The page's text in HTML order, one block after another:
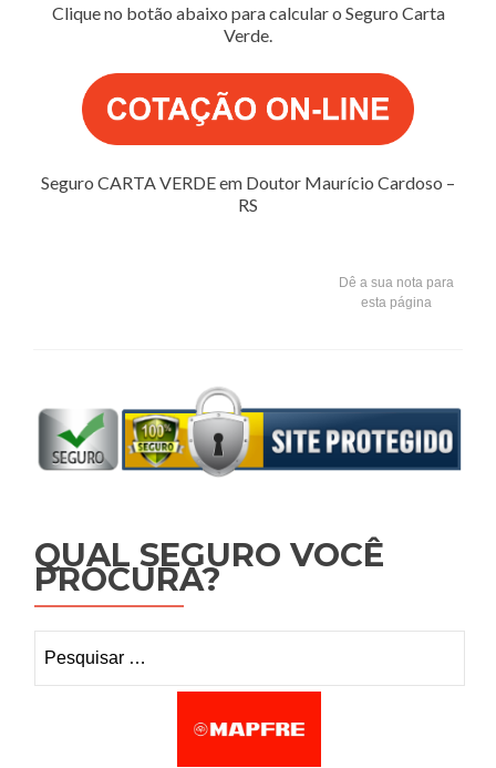
Clique no botão abaixo para calcular o Seguro Carta
Verde.
Seguro CARTA VERDE em Doutor Maurício Cardoso –
RS
Dê a sua nota para
esta página
QUAL SEGURO VOCÊ
PROCURA?